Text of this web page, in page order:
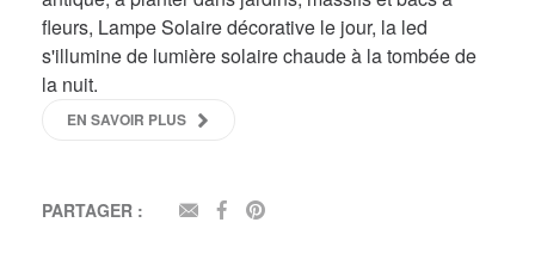
fleurs, Lampe Solaire décorative le jour, la led
s'illumine de lumière solaire chaude à la tombée de
la nuit.
EN SAVOIR PLUS
PARTAGER : EMAILFACEBOOK